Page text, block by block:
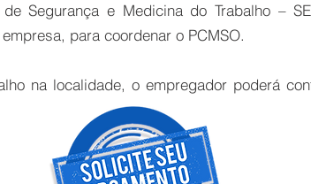
Segurança e Medicina do Trabalho –
para coordenar o PCMSO.
na localidade, o empregador poderá